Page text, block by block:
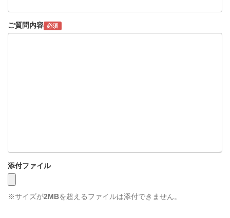
ご質問内容 必須
添付ファイル
※サイズが2MBを超えるファイルは添付できません。